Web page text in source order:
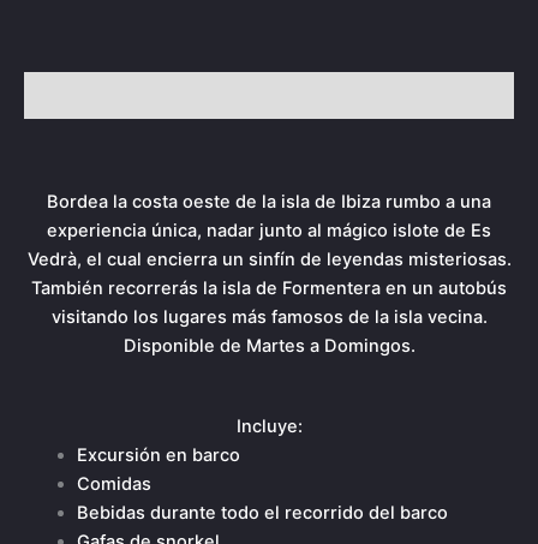
Bordea la costa oeste de la isla de Ibiza rumbo a una
experiencia única, nadar junto al mágico islote de Es
Vedrà, el cual encierra un sinfín de leyendas misteriosas.
También recorrerás la isla de Formentera en un autobús
visitando los lugares más famosos de la isla vecina.
Disponible de Martes a Domingos.
Incluye:
Excursión en barco
Comidas
Bebidas durante todo el recorrido del barco